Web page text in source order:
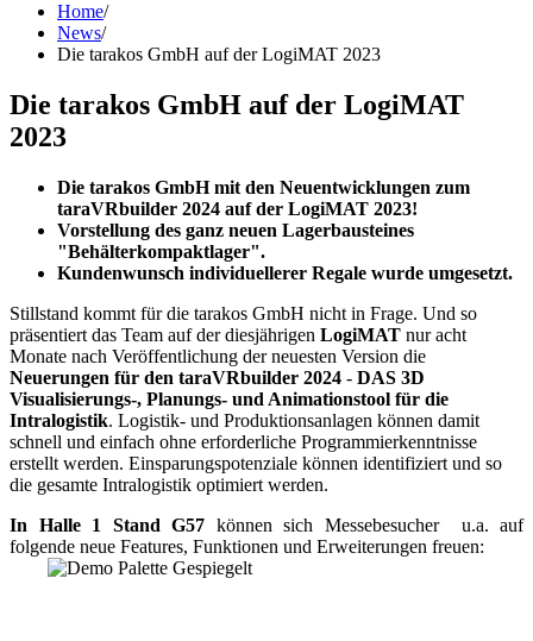
Home/
News/
Die tarakos GmbH auf der LogiMAT 2023
Die tarakos GmbH auf der LogiMAT
2023
Die tarakos GmbH mit den Neuentwicklungen zum
taraVRbuilder 2024 auf der LogiMAT 2023!
Vorstellung des ganz neuen Lagerbausteines
"Behälterkompaktlager".
Kundenwunsch individuellerer Regale wurde umgesetzt.
Stillstand kommt für die tarakos GmbH nicht in Frage. Und so
präsentiert das Team auf der diesjährigen LogiMAT nur acht
Monate nach Veröffentlichung der neuesten Version die
Neuerungen für den taraVRbuilder 2024 - DAS 3D
Visualisierungs-, Planungs- und Animationstool für die
Intralogistik. Logistik- und Produktionsanlagen können damit
schnell und einfach ohne erforderliche Programmierkenntnisse
erstellt werden. Einsparungspotenziale können identifiziert und so
die gesamte Intralogistik optimiert werden.
In Halle 1 Stand G57 können sich Messebesucher u.a. auf
folgende neue Features, Funktionen und Erweiterungen freuen: